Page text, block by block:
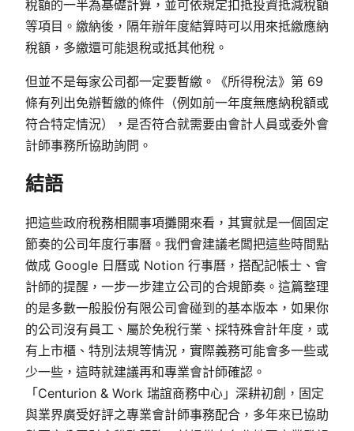
稅額的一半為基礎計算，並可依規定扣抵投資抵減稅額
等項目。繳納後，隔年辦年度結算時可以用來抵繳應納
稅額，多繳還可能退稅或抵其他稅。
但並不是每家公司都一定要暫繳。《所得稅法》第 69
條有列出免辦暫繳的條件（例如前一年度無應納稅額或
符合特定情況），是否符合就需要由會計人員或委外會
計師事務所協助詢問。
結語
把這些政府稅務相關事項攤開來看，其實就是一個固定
節奏的公司年度行事曆。我們會建議老闆把這些時間點
做成 Google 日曆或 Notion 行事曆，搭配記帳士、會
計師的提醒，一步一步建立公司的合規節奏。這篇整理
的是多數一般股份有限公司會碰到的基本版本，如果你
的公司沒有員工、屬於免稅行業、採特殊會計年度，或
有上市櫃、特別法規等情況，實際義務可能會多一些或
少一些，這時就建議再和專業會計師確認。
「Centurion & Work 瑞誼商務中心」深耕初創，固定
與業界廣受好評之專業會計師事務配合，多年來已協助